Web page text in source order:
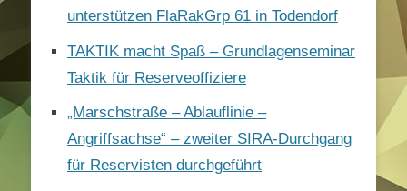
unterstützen FlaRakGrp 61 in Todendorf
TAKTIK macht Spaß – Grundlagenseminar
Taktik für Reserveoffiziere
„Marschstraße – Ablauflinie –
Angriffsachse“ – zweiter SIRA-Durchgang
für Reservisten durchgeführt